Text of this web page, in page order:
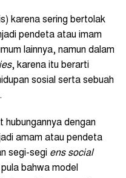
karena sering bertolak
pendeta atau imam
lainnya, namun dalam
, karena itu berarti
sosial serta sebuah
hubungannya dengan
amam atau pendeta
segi-segi ens social
bahwa model